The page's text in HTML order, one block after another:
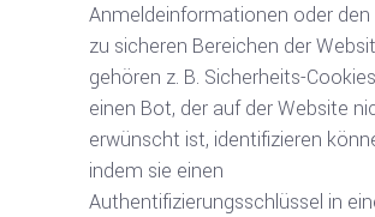
Anmeldeinformationen oder den
zu sicheren Bereichen der
gehören z. B. Sicherheits-
einen Bot, der auf der Website
erwünscht ist, identifizieren
indem sie einen
Authentifizierungsschlüssel in